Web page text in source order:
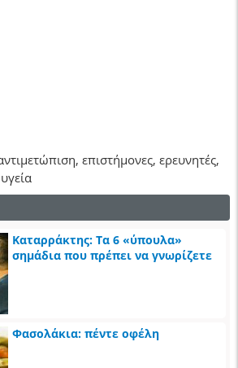
επιστήμονες, ερευνητές,
Καταρράκτης: Τα 6 «ύπουλα»
σημάδια που πρέπει να γνωρίζετε
Φασολάκια: πέντε οφέλη